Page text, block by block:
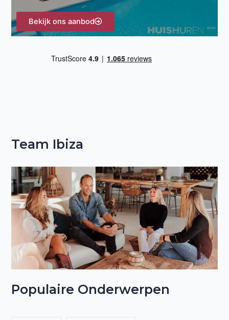
Bekijk ons aanbod
Team Ibiza
Populaire Onderwerpen